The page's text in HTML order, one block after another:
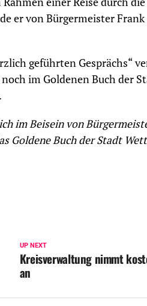
er von Bürgermeister
geführten Gesprächs“
im Goldenen Buch der
im Beisein von
Goldene Buch der Stadt
UP NEXT
Kreisverwaltung nimmt
an